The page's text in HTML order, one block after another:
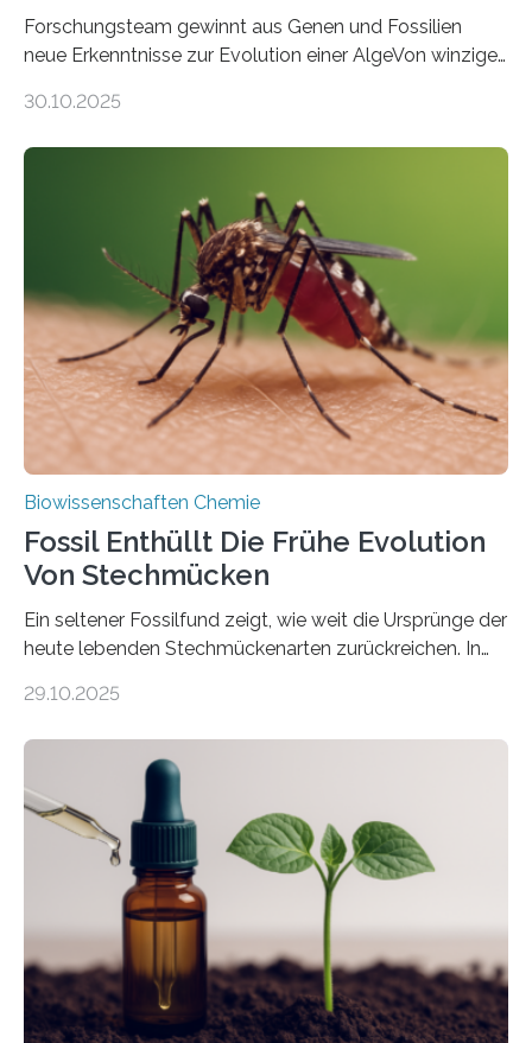
Forschungsteam gewinnt aus Genen und Fossilien
neue Erkenntnisse zur Evolution einer AlgeVon winzigen
Landpflanzen zählen zu den komplexesten
Grünalgen, die vor Hunderten von Millionen Jahren
lebten. Unter den Vorfahren sticht eine Gruppe heraus,
die noch heute in der Natur vorkommt: die
Süßwasseralge Coleochaetophyceae. Einige Arten
dieser Gruppe bilden aus Zellfäden dichte Geflechte
mit scheibenförmiger Gestalt. Was auffällig ist: Die
nächsten…
30.10.2025
Biowissenschaften Chemie
Fossil Enthüllt Die Frühe Evolution
Von Stechmücken
Ein seltener Fossilfund zeigt, wie weit die Ursprünge der
heute lebenden Stechmückenarten zurückreichen. In
Forschende die bisher älteste bekannte Stechmücken-
Region Kachin in Myanmar und hat sich in
ausgezeichnetem Zustand erhalten. Es konnte als neue
Art einer neuen Gattung beschrieben werden und trägt
nun den Namen Cretosabethes primaevus. Dieser erste
fossile Nachweis einer Stechmückenlarve in Bernstein
stellt gleichzeitig den ersten Fossilfund einer
Mückenlarve aus dem Mesozoikum dar, denn…
29.10.2025